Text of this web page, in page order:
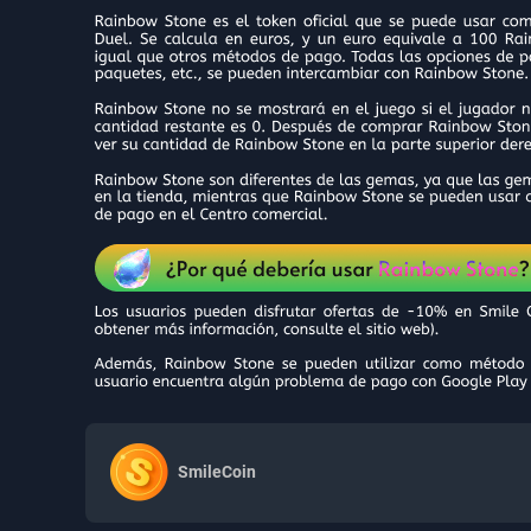
SmileCoin